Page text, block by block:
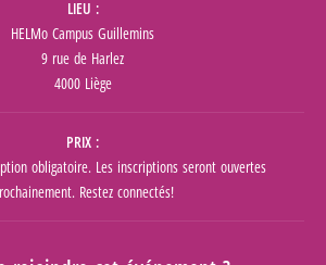
LIEU
HELMo Campus Guillemins
9 rue de Harlez
4000 Liège
PRIX
obligatoire. Les inscriptions seront ouvertes
Restez connectés!